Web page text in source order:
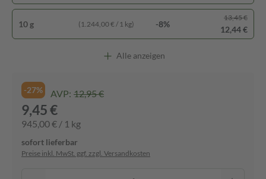
10 g (1.244,00 € / 1 kg) -8%
13,45 €
12,44 €
Alle anzeigen
-27% AVP: 12,95 €
9,45 €
945,00 € / 1 kg
sofort lieferbar
Preise inkl. MwSt. ggf. zzgl. Versandkosten